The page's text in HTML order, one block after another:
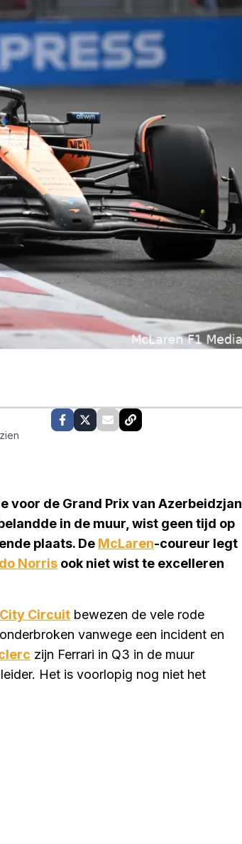
de Grand Prix van Azerbeidzjan
in de muur, wist geen tijd op
plaats. De McLaren-coureur legt
Norris ook niet wist te excelleren
Circuit bewezen de vele rode
vanwege een incident en
zijn Ferrari in Q3 in de muur
Het is voorlopig nog niet het